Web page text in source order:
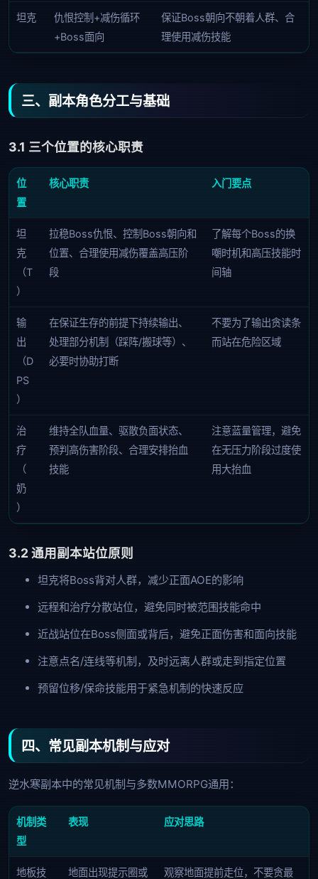
坦克
仇恨控制+减伤循环
+Boss面向
保证Boss朝向不朝着人群、合
理使用减伤技能
三、副本角色分工与基础
3.1 三个位置的核心职责
位
置
核心职责 入门要点
坦
克
（T
）
拉稳Boss仇恨、控制Boss朝向和
位置、合理使用减伤覆盖高压阶
段
了解每个Boss的换
嘲时机和高压技能时
间轴
输
出
（D
PS
）
在保证生存的前提下持续输出、
处理部分机制（踩阵/搬球等）、
必要时协助打断
不要为了输出贪读条
而站在危险区域
治
疗
（
奶
）
维持全队血量、驱散负面状态、
预判高伤害阶段、合理安排抬血
技能
注意蓝量管理，避免
在无压力阶段过度使
用大抬血
3.2 通用副本站位原则
坦克将Boss背对人群，减少正面AOE的影响
远程和治疗分散站位，避免同时被范围技能命中
近战站位在Boss侧面或背后，避免正面伤害和面向技能
注意点名/连线等机制，及时远离人群或走到指定位置
预留位移/保命技能用于紧急机制的快速反应
四、常见副本机制与应对
逆水寒副本中的常见机制与多数MMORPG通用：
机制类
型
表现 应对思路
地板技
地面出现提示圈或
观察地面提前走位，不要贪最